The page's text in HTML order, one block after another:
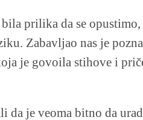
bila prilika da se
Zabavljao nas je
je govoila stihove i
da je veoma bitno da